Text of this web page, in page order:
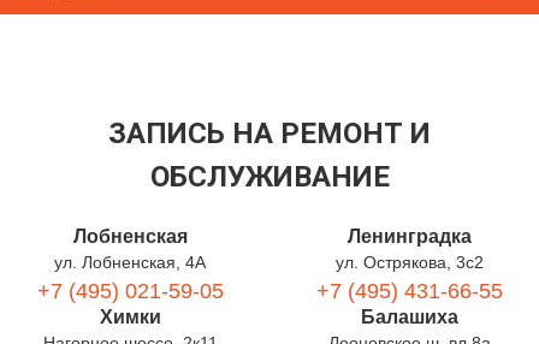
ЗАПИСЬ НА РЕМОНТ И
ОБСЛУЖИВАНИЕ
Лобненская
ул. Лобненская, 4А
+7 (495) 021-59-05
Ленинградка
ул. Острякова, 3с2
+7 (495) 431-66-55
Химки Балашиха